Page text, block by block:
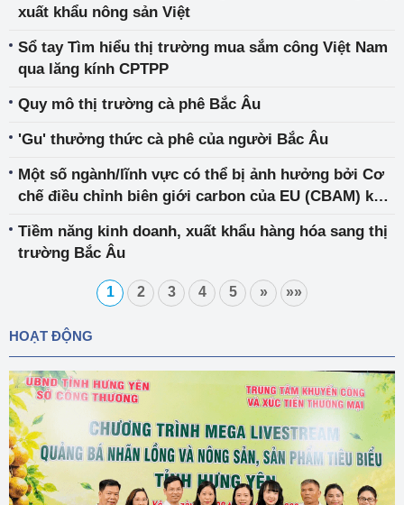
xuất khẩu nông sản Việt
Sổ tay Tìm hiểu thị trường mua sắm công Việt Nam
qua lăng kính CPTPP
Quy mô thị trường cà phê Bắc Âu
'Gu' thưởng thức cà phê của người Bắc Âu
Một số ngành/lĩnh vực có thể bị ảnh hưởng bởi Cơ
chế điều chỉnh biên giới carbon của EU (CBAM) khi
Tiềm năng kinh doanh, xuất khẩu hàng hóa sang thị
trường Bắc Âu
1 2 3 4 5 » »»
HOẠT ĐỘNG